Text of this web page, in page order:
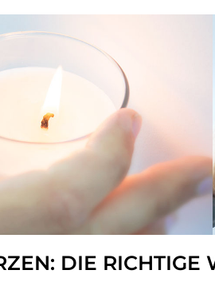
DIE RICHTIGE